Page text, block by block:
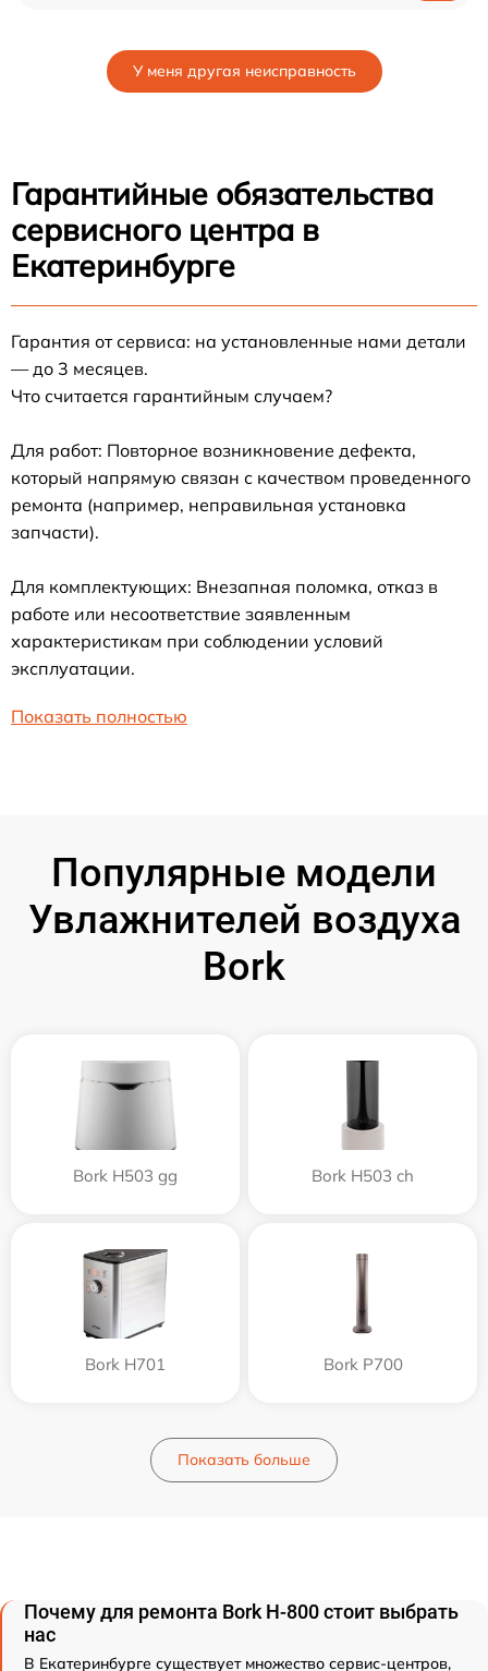
У меня другая неисправность
Гарантийные обязательства
сервисного центра в
Екатеринбурге
Гарантия от сервиса: на установленные нами детали
— до 3 месяцев.
Что считается гарантийным случаем?
Для работ: Повторное возникновение дефекта,
который напрямую связан с качеством проведенного
ремонта (например, неправильная установка
запчасти).
Для комплектующих: Внезапная поломка, отказ в
работе или несоответствие заявленным
характеристикам при соблюдении условий
эксплуатации.
Показать полностью
Популярные модели
Увлажнителей воздуха
Bork
Bork H503 gg Bork H503 ch
Bork H701 Bork P700
Показать больше
Почему для ремонта Bork H-800 стоит выбрать
нас
В Екатеринбурге существует множество сервис-центров,